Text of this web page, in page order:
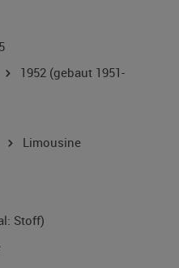
1952 (gebaut 1951-
Limousine
Stoff)